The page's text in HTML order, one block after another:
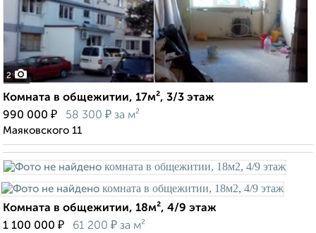
2
Комната в общежитии, 17м², 3/3 этаж
990 000 ₽ 58 300 ₽ за м²
Маяковского 11
Комната в общежитии, 18м², 4/9 этаж
1 100 000 ₽ 61 200 ₽ за м²